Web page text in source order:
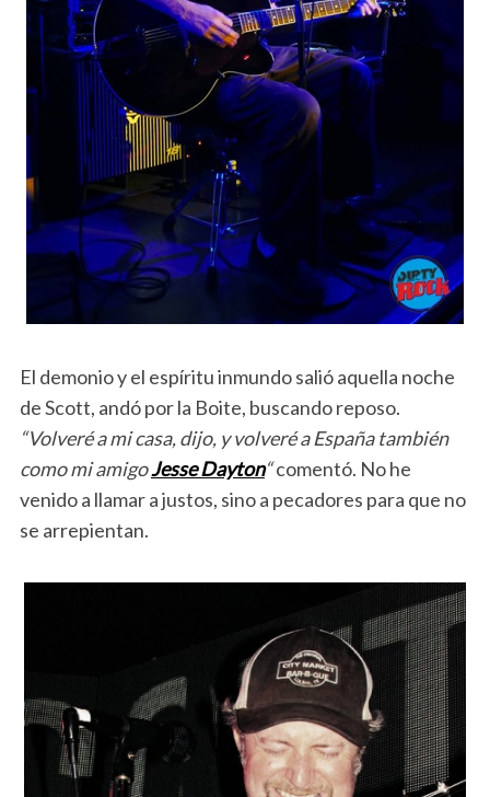
El demonio y el espíritu inmundo salió aquella noche
de Scott, andó por la Boite, buscando reposo.
“Volveré a mi casa, dijo, y volveré a España también
como mi amigoJesse Dayton“comentó. No he
venido a llamar a justos, sino a pecadores para que no
se arrepientan.